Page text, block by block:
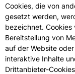
Cookies, die von
gesetzt werden,
bezeichnet.
Bereitstellung von
auf der Website
interaktive Inhalte
Drittanbieter-